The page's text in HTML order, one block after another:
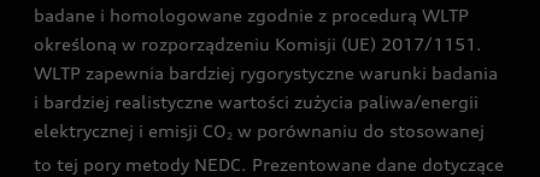
badane i homologowane zgodnie z procedurą WLTP
określoną w rozporządzeniu Komisji (UE) 2017/1151.
WLTP zapewnia bardziej rygorystyczne warunki badania
i bardziej realistyczne wartości zużycia paliwa/energii
elektrycznej i emisji CO2 w porównaniu do stosowanej
to tej pory metody NEDC. Prezentowane dane dotyczące